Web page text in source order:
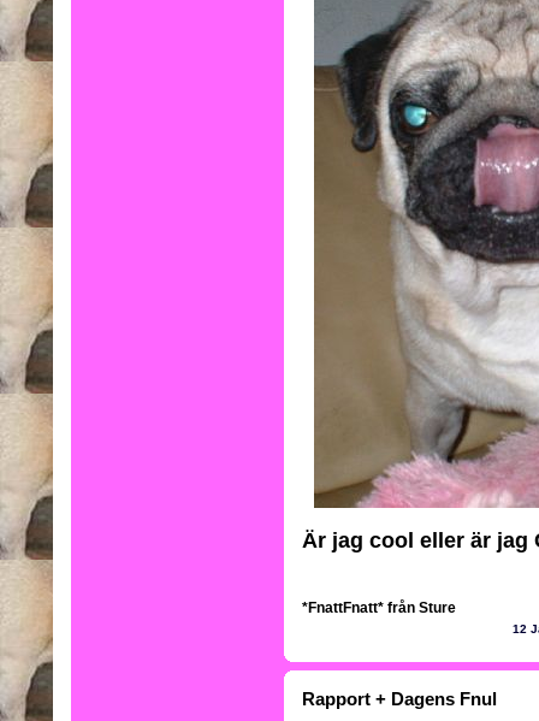
Är jag cool eller är jag
*FnattFnatt* från Sture
12
Rapport + Dagens Fnul